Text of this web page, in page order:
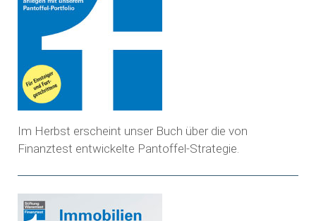
Im Herbst erscheint unser Buch über die von
Finanztest entwickelte Pantoffel-Strategie.